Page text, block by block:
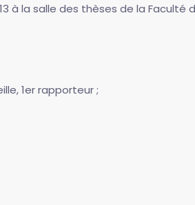
à la salle des thèses de la Faculté
1er rapporteur ;